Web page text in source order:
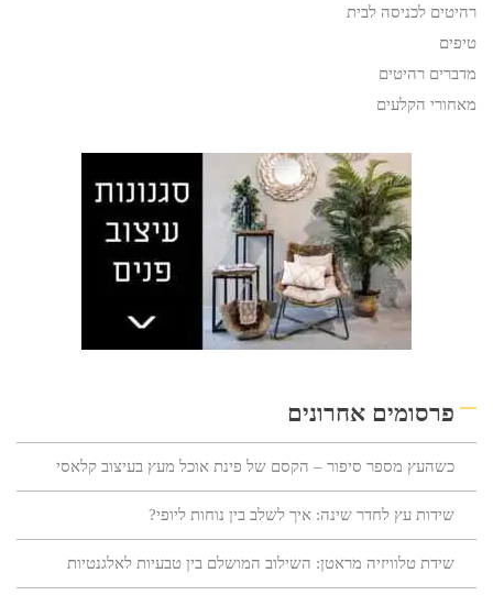
רהיטים לכניסה לבית
טיפים
מדברים רהיטים
מאחורי הקלעים
פרסומים אחרונים
כשהעץ מספר סיפור – הקסם של פינת אוכל מעץ בעיצוב קלאסי
שידות עץ לחדר שינה: איך לשלב בין נוחות ליופי?
שידת טלוויזיה מראטן: השילוב המושלם בין טבעיות לאלגנטיות